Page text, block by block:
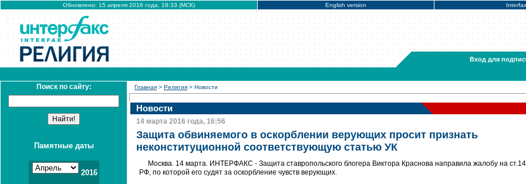
Обновлено: 15 апреля 2016 года, 18:33 (МСК) English version
Вход для
Поиск по сайту:
Памятные даты
2016
Главная > Религия > Новости
Новости
14 марта 2016 года, 16:56
Защита обвиняемого в оскорблении верующих просит признать
неконституционной соответствующую статью УК
Москва. 14 марта. ИНТЕРФАКС - Защита ставропольского блогера Виктора Краснова направила жалобу на
РФ, по которой его судят за оскорбление чувств верующих.